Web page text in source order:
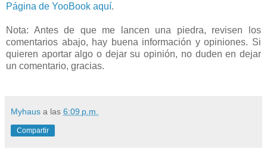
Página de YooBook aquí.
Nota: Antes de que me lancen una piedra, revisen los
comentarios abajo, hay buena información y opiniones. Si
quieren aportar algo o dejar su opinión, no duden en dejar
un comentario, gracias.
Myhaus a las 6:09 p.m.
Compartir